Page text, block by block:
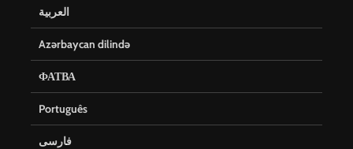
العربية
Azərbaycan dilində
ФАТВА
Português
فارسی